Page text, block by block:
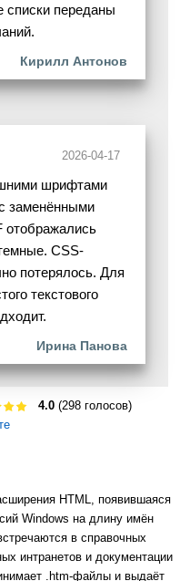
списки переданы
Кирилл Антонов
2026-04-17
шрифтами
заменёнными
CSS-
потерялось. Для
текстового
Ирина Панова
4.0 (298 голосов)
HTML, появившаяся
Windows на длину имён
в справочных
интранетов и документации
.htm-файлы и выдаёт